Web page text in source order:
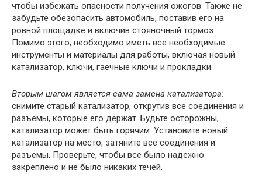
чтобы избежать опасности получения ожогов. Также не
забудьте обезопасить автомобиль, поставив его на
ровной площадке и включив стояночный тормоз.
Помимо этого, необходимо иметь все необходимые
инструменты и материалы для работы, включая новый
катализатор, ключи, гаечные ключи и прокладки.
Вторым шагом является сама замена катализатора:
снимите старый катализатор, открутив все соединения и
разъемы, которые его держат. Будьте осторожны,
катализатор может быть горячим. Установите новый
катализатор на место, затяните все соединения и
разъемы. Проверьте, чтобы все было надежно
закреплено и не было никаких течей.